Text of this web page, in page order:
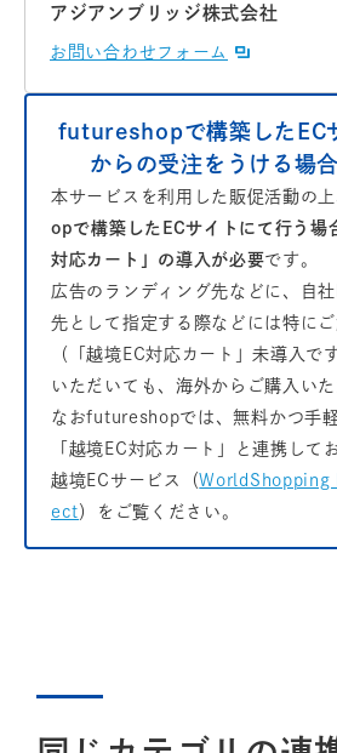
アジアンブリッジ株式会社
お問い合わせフォーム
futureshopで構築したEC
からの受注をうける場
本サービスを利用した販促活動の上
opで構築したECサイトにて行う場
対応カート」の導入が必要です。
広告のランディング先などに、自
先として指定する際などには特にご
（「越境EC対応カート」未導入で
いただいても、海外からご購入いた
なおfutureshopでは、無料かつ手
「越境EC対応カート」と連携して
越境ECサービス（WorldShopping
ect）をご覧ください。